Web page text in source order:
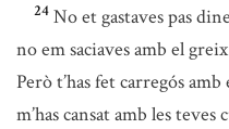
24 No et gastaves pas
no em saciaves amb el
Però t’has fet carregós amb
m’has cansat amb les teves